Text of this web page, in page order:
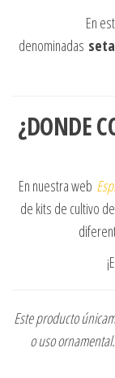
En
denominadas
¿DONDE
En nuestra web
de kits de cultivo
Este producto
o uso ornamental.